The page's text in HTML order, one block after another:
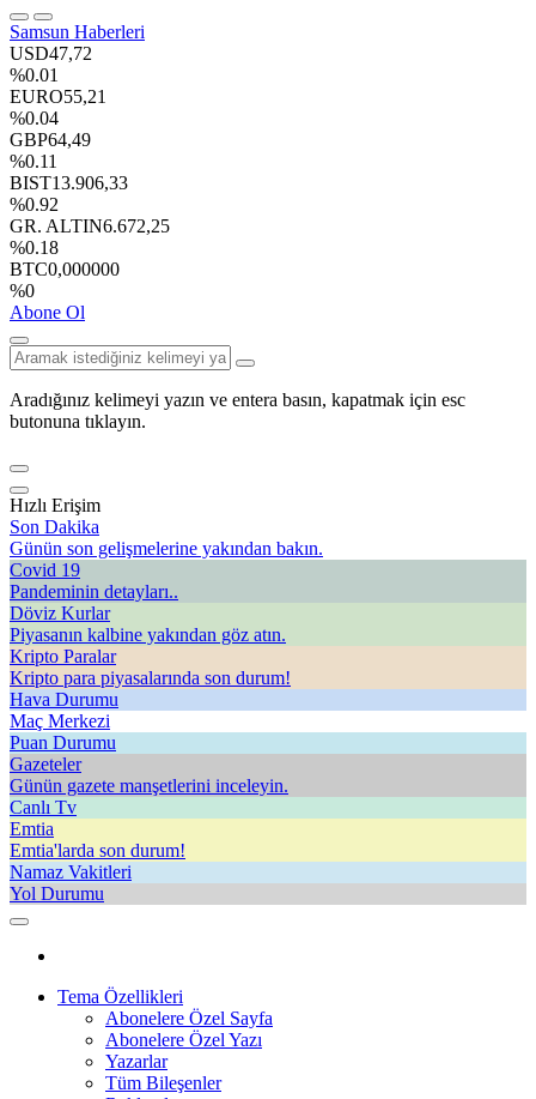
Samsun Haberleri
USD47,72
%0.01
EURO55,21
%0.04
GBP64,49
%0.11
BIST13.906,33
%0.92
GR. ALTIN6.672,25
%0.18
BTC0,000000
%0
Abone Ol
Aradığınız kelimeyi yazın ve entera basın, kapatmak için esc
butonuna tıklayın.
Hızlı Erişim
Son Dakika
Günün son gelişmelerine yakından bakın.
Covid 19
Pandeminin detayları..
Döviz Kurlar
Piyasanın kalbine yakından göz atın.
Kripto Paralar
Kripto para piyasalarında son durum!
Hava Durumu
Maç Merkezi
Puan Durumu
Gazeteler
Günün gazete manşetlerini inceleyin.
Canlı Tv
Emtia
Emtia'larda son durum!
Namaz Vakitleri
Yol Durumu
Tema Özellikleri
Abonelere Özel Sayfa
Abonelere Özel Yazı
Yazarlar
Tüm Bileşenler